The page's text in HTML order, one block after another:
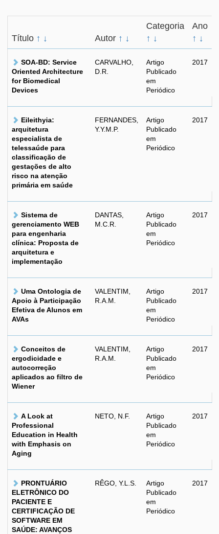
Título ↑ ↓ Autor ↑ ↓
Categoria
↑ ↓
Ano
↑ ↓
SOA-BD: Service
Oriented Architecture
for Biomedical
Devices
CARVALHO,
D.R.
Artigo
Publicado
em
Periódico
2017
Eileithyia:
arquitetura
especialista de
telessaúde para
classificação de
gestações de alto
risco na atenção
primária em saúde
FERNANDES,
Y.Y.M.P.
Artigo
Publicado
em
Periódico
2017
Sistema de
gerenciamento WEB
para engenharia
clínica: Proposta de
arquitetura e
implementação
DANTAS,
M.C.R.
Artigo
Publicado
em
Periódico
2017
Uma Ontologia de
Apoio à Participação
Efetiva de Alunos em
AVAs
VALENTIM,
R.A.M.
Artigo
Publicado
em
Periódico
2017
Conceitos de
ergodicidade e
autocorreção
aplicados ao filtro de
Wiener
VALENTIM,
R.A.M.
Artigo
Publicado
em
Periódico
2017
A Look at
Professional
Education in Health
with Emphasis on
Aging
NETO, N.F.
Artigo
Publicado
em
Periódico
2017
PRONTUÁRIO
ELETRÔNICO DO
PACIENTE E
CERTIFICAÇÃO DE
SOFTWARE EM
SAÚDE: AVANÇOS
RÊGO, Y.L.S.
Artigo
Publicado
em
Periódico
2017